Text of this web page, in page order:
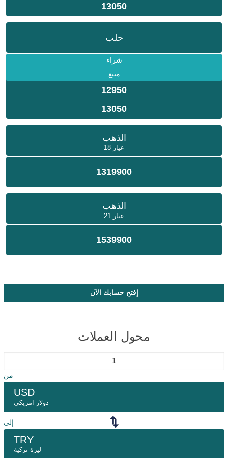
13050
حلب
شراء
مبيع
12950
13050
الذهب
عيار 18
1319900
الذهب
عيار 21
1539900
إفتح حسابك الآن
محول العملات
من
USD
دولار امريكي
إلى
TRY
ليرة تركية